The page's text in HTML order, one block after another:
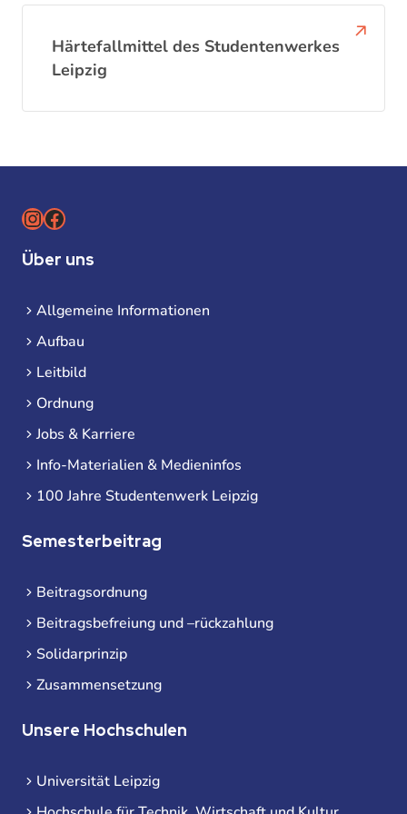
Härtefallmittel des Studentenwerkes
Leipzig
Instagram
Facebook
Über uns
Allgemeine Informationen
Aufbau
Leitbild
Ordnung
Jobs & Karriere
Info-Materialien & Medieninfos
100 Jahre Studentenwerk Leipzig
Semesterbeitrag
Beitragsordnung
Beitragsbefreiung und –rückzahlung
Solidarprinzip
Zusammensetzung
Unsere Hochschulen
Universität Leipzig